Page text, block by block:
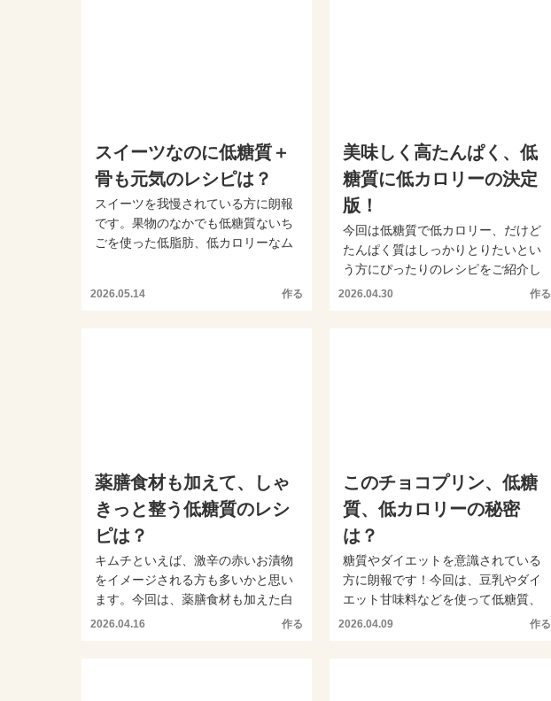
スイーツなのに低糖質＋
骨も元気のレシピは？
スイーツを我慢されている方に朗報
です。果物のなかでも低糖質ないち
ごを使った低脂肪、低カロリーなム
2026.05.14 作る
美味しく高たんぱく、低
糖質に低カロリーの決定
版！
今回は低糖質で低カロリー、だけど
たんぱく質はしっかりとりたいとい
う方にぴったりのレシピをご紹介し
ます。香味野菜の風味や味...
2026.04.30 作る
薬膳食材も加えて、しゃ
きっと整う低糖質のレシ
ピは？
キムチといえば、激辛の赤いお漬物
をイメージされる方も多いかと思い
ます。今回は、薬膳食材も加えた白
い水キムチのレシピをご紹...
2026.04.16 作る
このチョコプリン、低糖
質、低カロリーの秘密
は？
糖質やダイエットを意識されている
方に朗報です！今回は、豆乳やダイ
エット甘味料などを使って低糖質、
低カロリーのチョコプリン...
2026.04.09 作る